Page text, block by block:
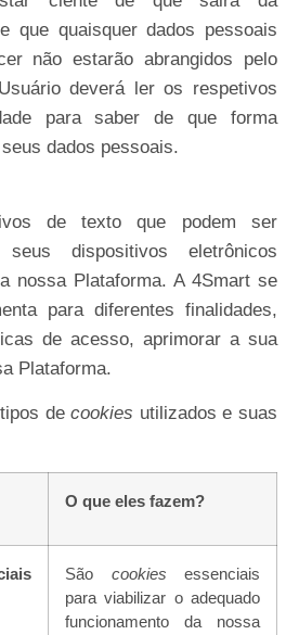
que quaisquer dados pessoais
não estarão abrangidos pelo
deverá ler os respetivos
para saber de que forma
dados pessoais.
de texto que podem ser
dispositivos eletrônicos
nossa Plataforma. A 4Smart se
para diferentes finalidades,
de acesso, aprimorar a sua
Plataforma.
decookies utilizados e suas
O que eles fazem?
São cookies essenciais
para viabilizar o adequado
funcionamento da nossa